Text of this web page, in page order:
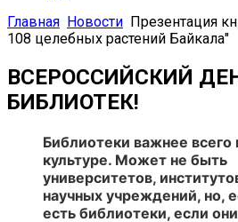
Главная Новости Презентация
108 целебных растений Байкала"
ВСЕРОССИЙСКИЙ
БИБЛИОТЕК!
Библиотеки важнее всего
культуре. Может не быть
университетов,
научных учреждений, но,
есть библиотеки, если